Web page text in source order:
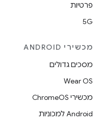
פרטיות
5G
מכשירי ANDROID
מסכים גדולים
Wear OS
מכשירי ChromeOS
Android למכוניות